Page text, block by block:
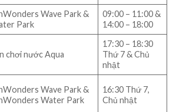
Wave Park &
Park
09:00 – 11:00 &
14:00 – 18:00
chơi nước Aqua
17:30 – 18:30
Thứ 7 & Chủ
nhật
Wave Park &
Water Park
16:30 Thứ 7,
Chủ nhật